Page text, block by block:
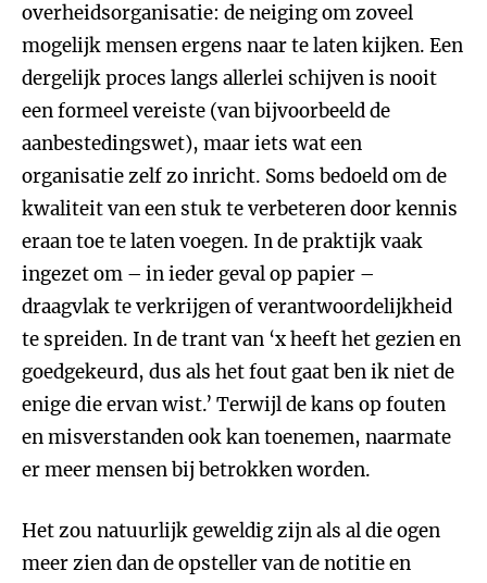
overheidsorganisatie: de neiging om zoveel
mogelijk mensen ergens naar te laten kijken. Een
dergelijk proces langs allerlei schijven is nooit
een formeel vereiste (van bijvoorbeeld de
aanbestedingswet), maar iets wat een
organisatie zelf zo inricht. Soms bedoeld om de
kwaliteit van een stuk te verbeteren door kennis
eraan toe te laten voegen. In de praktijk vaak
ingezet om – in ieder geval op papier –
draagvlak te verkrijgen of verantwoordelijkheid
te spreiden. In de trant van ‘x heeft het gezien en
goedgekeurd, dus als het fout gaat ben ik niet de
enige die ervan wist.’ Terwijl de kans op fouten
en misverstanden ook kan toenemen, naarmate
er meer mensen bij betrokken worden.
Het zou natuurlijk geweldig zijn als al die ogen
meer zien dan de opsteller van de notitie en